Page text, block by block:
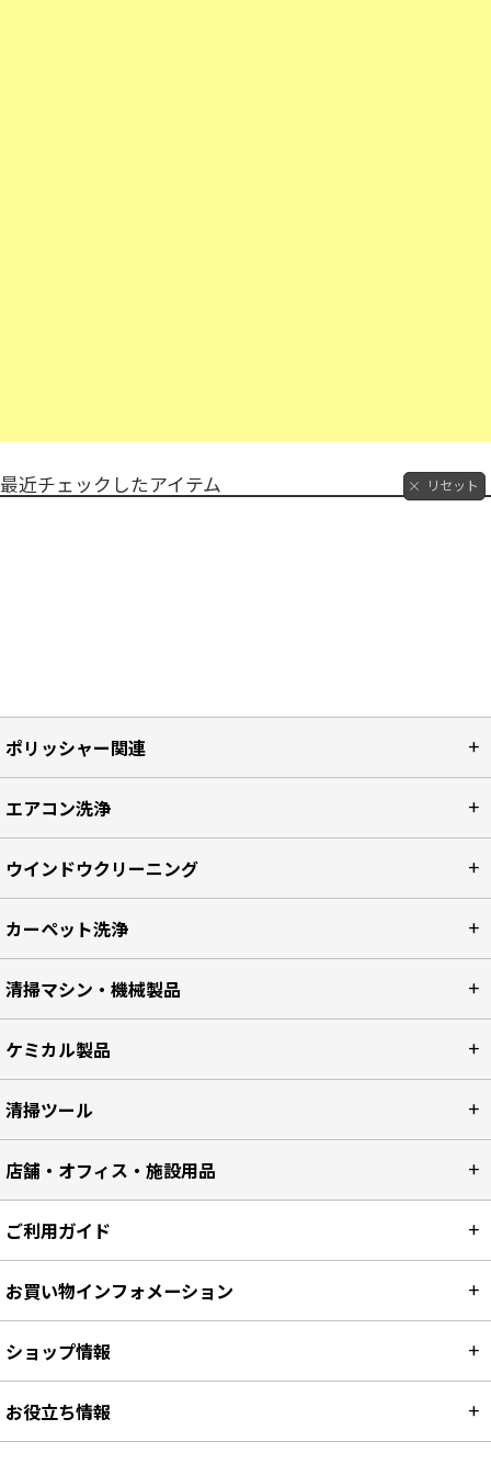
最近チェックしたアイテム リセット
ポリッシャー関連
エアコン洗浄
ウインドウクリーニング
カーペット洗浄
清掃マシン・機械製品
ケミカル製品
清掃ツール
店舗・オフィス・施設用品
ご利用ガイド
お買い物インフォメーション
ショップ情報
お役立ち情報